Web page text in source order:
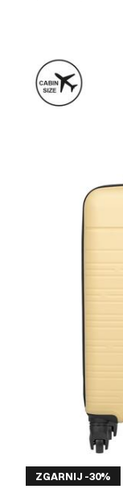
ZGARNIJ -30%